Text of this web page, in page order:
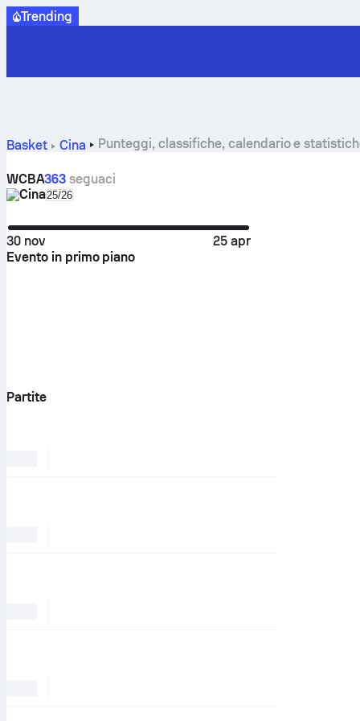
Trending
Basket Cina Punteggi, classifiche, calendario e
WCBA363 seguaci
CinaSelect season in unique tournament header
25/26
30 nov
25 apr
Evento in primo piano
Partite